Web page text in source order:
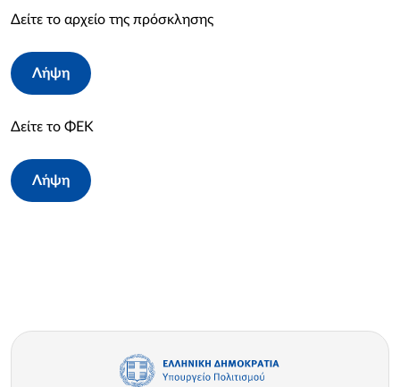
Δείτε το αρχείο της πρόσκλησης
Λήψη
Δείτε το ΦΕΚ
Λήψη